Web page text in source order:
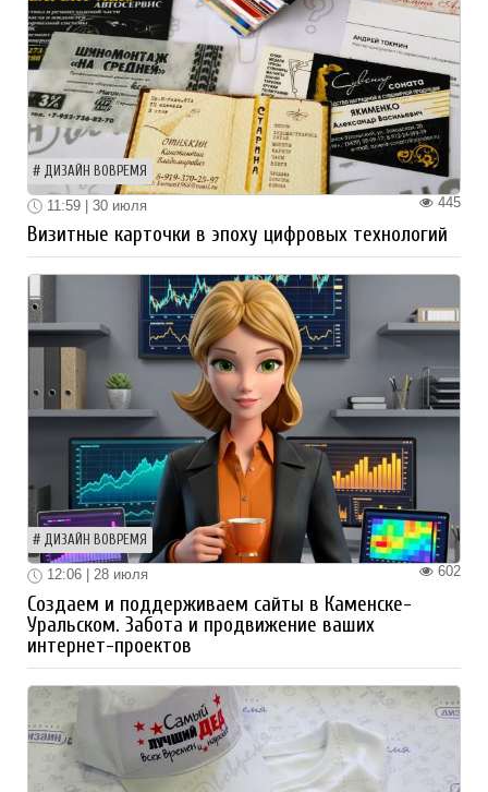
ДИЗАЙН ВОВРЕМЯ
445
11:59 | 30 июля
Визитные карточки в эпоху цифровых технологий
ДИЗАЙН ВОВРЕМЯ
602
12:06 | 28 июля
Создаем и поддерживаем сайты в Каменске-
Уральском. Забота и продвижение ваших
интернет-проектов